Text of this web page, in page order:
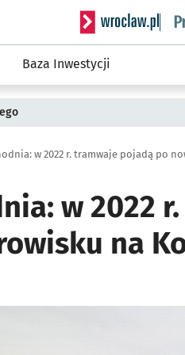
Serwis
Baza Inwestycji
w 2022
na